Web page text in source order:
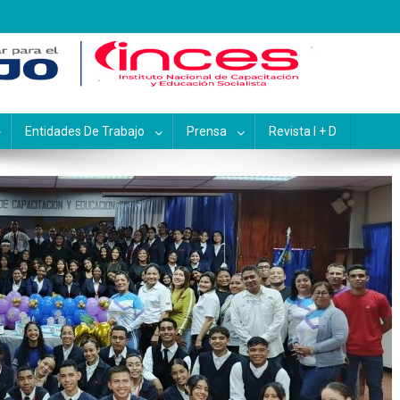
y Educación
Entidades De Trabajo Prensa Revista I + D